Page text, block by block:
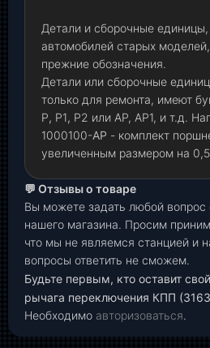
Детали и сборочные
автомобилей старых
прежние обозначения.
Детали или сборочные
только для ремонта, имеют
Р, Р1, Р2 или АР, АР1, и т.д.
1000100-АР - комплект
увеличенным размером на
💬 Отзывы о товаре
Вы можете задать любой вопрос
нашего магазина. Просим
что мы не являемся станцией и
вопросы ответить не сможем.
Будьте первым, кто оставит
рычага переключения КПП
Необходимо авторизоваться.